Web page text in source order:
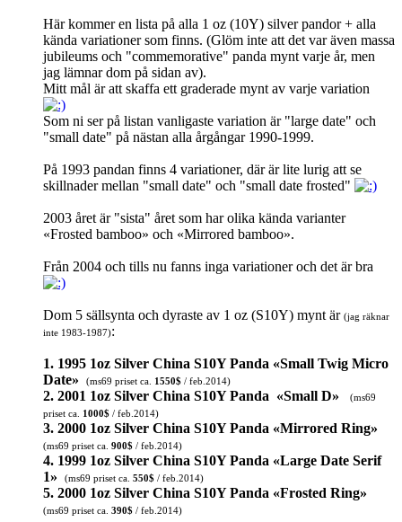
Här kommer en lista på alla 1 oz (10Y) silver pandor + alla
kända variationer som finns. (Glöm inte att det var även massa
jubileums och "commemorative" panda mynt varje år, men
jag lämnar dom på sidan av).
Mitt mål är att skaffa ett graderade mynt av varje variation
Som ni ser på listan vanligaste variation är "large date" och
"small date" på nästan alla årgångar 1990-1999.
På 1993 pandan finns 4 variationer, där är lite lurig att se
skillnader mellan "small date" och "small date frosted"
2003 året är "sista" året som har olika kända varianter
«Frosted bamboo» och «Mirrored bamboo».
Från 2004 och tills nu fanns inga variationer och det är bra
Dom 5 sällsynta och dyraste av 1 oz (S10Y) mynt är (jag räknar
inte 1983-1987):
1. 1995 1oz Silver China S10Y Panda «Small Twig Micro
Date»
(ms69 priset ca. 1550$ / feb.2014)
2. 2001 1oz Silver China S10Y Panda «Small D»
(ms69
priset ca. 1000$ / feb.2014)
3. 2000 1oz Silver China S10Y Panda «Mirrored Ring»
(ms69 priset ca. 900$ / feb.2014)
4. 1999 1oz Silver China S10Y Panda «Large Date Serif
1»
(ms69 priset ca. 550$ / feb.2014)
5. 2000 1oz Silver China S10Y Panda «Frosted Ring»
(ms69 priset ca. 390$ / feb.2014)